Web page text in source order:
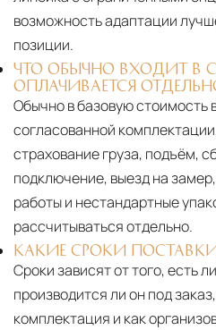
возможность адаптации
позиции.
ЧТО ОБЫЧНО ВХОДИТ В
ОПЛАЧИВАЕТСЯ
Обычно в базовую стоимость
согласованной
страхование груза, подъём,
подключение, выезд на
работы и нестандартные
рассчитываться отдельно.
КАКИЕ СРОКИ
Сроки зависят от того, есть
производится ли он под
комплектация и как